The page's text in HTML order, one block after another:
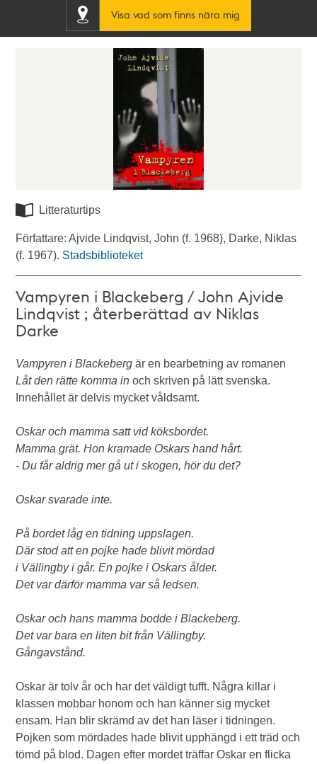
Visa vad som finns nära mig
Litteraturtips
Författare: Ajvide Lindqvist, John (f. 1968), Darke, Niklas
(f. 1967). Stadsbiblioteket
Vampyren i Blackeberg / John Ajvide
Lindqvist ; återberättad av Niklas
Darke
Vampyren i Blackeberg är en bearbetning av romanen
Låt den rätte komma in och skriven på lätt svenska.
Innehållet är delvis mycket våldsamt.
Oskar och mamma satt vid köksbordet.
Mamma grät. Hon kramade Oskars hand hårt.
- Du får aldrig mer gå ut i skogen, hör du det?
Oskar svarade inte.
På bordet låg en tidning uppslagen.
Där stod att en pojke hade blivit mördad
i Vällingby i går. En pojke i Oskars ålder.
Det var därför mamma var så ledsen.
Oskar och hans mamma bodde i Blackeberg.
Det var bara en liten bit från Vällingby.
Gångavstånd.
Oskar är tolv år och har det väldigt tufft. Några killar i
klassen mobbar honom och han känner sig mycket
ensam. Han blir skrämd av det han läser i tidningen.
Pojken som mördades hade blivit upphängd i ett träd och
tömd på blod. Dagen efter mordet träffar Oskar en flicka